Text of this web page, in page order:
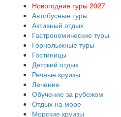
Новогодние туры 2027
Автобусные туры
Активный отдых
Гастрономические туры
Горнолыжные туры
Гостиницы
Детский отдых
Речные круизы
Лечение
Обучение за рубежом
Отдых на море
Морские круизы